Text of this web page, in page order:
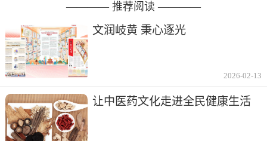
———— 推荐阅读 ————
文润岐黄 秉心逐光
2026-02-13
让中医药文化走进全民健康生活